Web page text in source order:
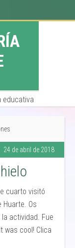
educativa
24 de abril de 2018
cuarto visitó
Os
actividad. Fue
was cool! Clica